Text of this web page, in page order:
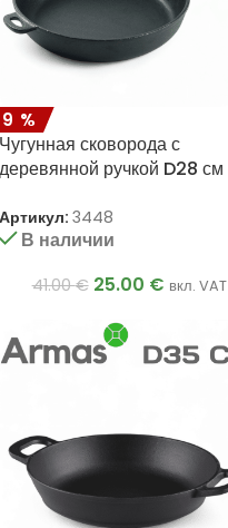
Чугунная сковорода с
деревянной ручкой D28 см
Артикул: 3448
В наличии
41.00€ 25.00 € вкл. VAT